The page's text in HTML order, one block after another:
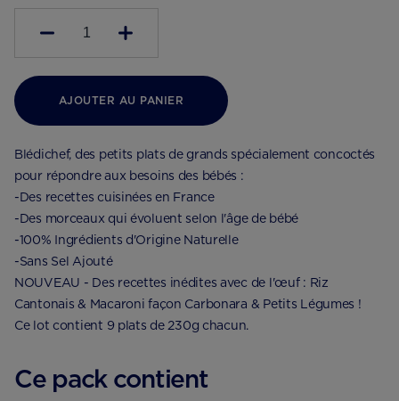
1
AJOUTER AU PANIER
Blédichef, des petits plats de grands spécialement concoctés
pour répondre aux besoins des bébés :
-Des recettes cuisinées en France
-Des morceaux qui évoluent selon l'âge de bébé
-100% Ingrédients d'Origine Naturelle
-Sans Sel Ajouté
NOUVEAU - Des recettes inédites avec de l'œuf : Riz
Cantonais & Macaroni façon Carbonara & Petits Légumes !
Ce lot contient 9 plats de 230g chacun.
Ce pack contient